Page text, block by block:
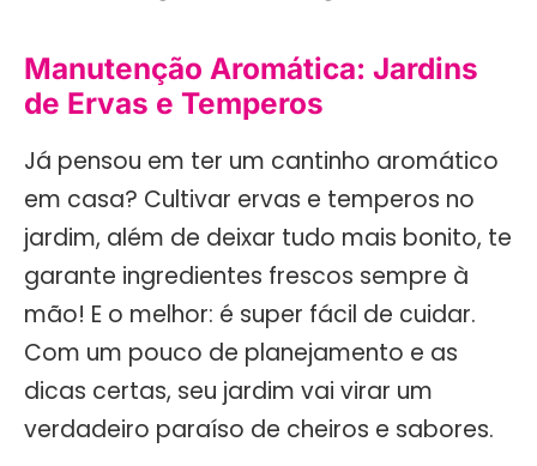
Manutenção Aromática: Jardins
de Ervas e Temperos
Já pensou em ter um cantinho aromático
em casa? Cultivar ervas e temperos no
jardim, além de deixar tudo mais bonito, te
garante ingredientes frescos sempre à
mão! E o melhor: é super fácil de cuidar.
Com um pouco de planejamento e as
dicas certas, seu jardim vai virar um
verdadeiro paraíso de cheiros e sabores.